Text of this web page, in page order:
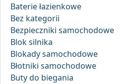
Baterie łazienkowe
Bez kategorii
Bezpieczniki samochodowe
Blok silnika
Blokady samochodowe
Błotniki samochodowe
Buty do biegania